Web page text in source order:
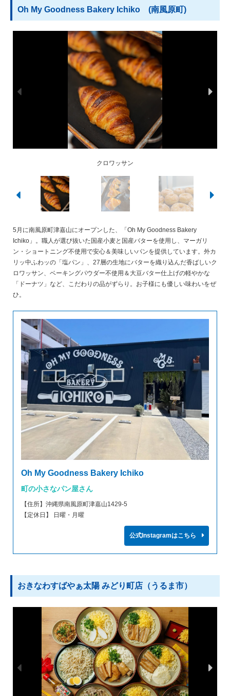
Oh My Goodness Bakery Ichiko (南風原町)
クロワッサン
塩パン
ドーナツ
じゃがいもパン
5月に南風原町津嘉山にオープンした、「Oh My Goodness Bakery
Ichiko」。職人が選び抜いた国産小麦と国産バターを使用し、マーガリ
ン・ショートニング不使用で安心＆美味しいパンを提供しています。外カ
リッ中ふわッの「塩パン」、27層の生地にバターを織り込んだ香ばしいク
ロワッサン、ベーキングパウダー不使用＆大豆バター仕上げの軽やかな
「ドーナツ」など、こだわりの品がずらり。お子様にも優しい味わいをぜ
ひ。
Oh My Goodness Bakery Ichiko
町の小さなパン屋さん
【住所】沖縄県南風原町津嘉山1429-5
【定休日】 日曜・月曜
公式Instagramはこちら
おきなわすばやぁ太陽 みどり町店（うるま市）